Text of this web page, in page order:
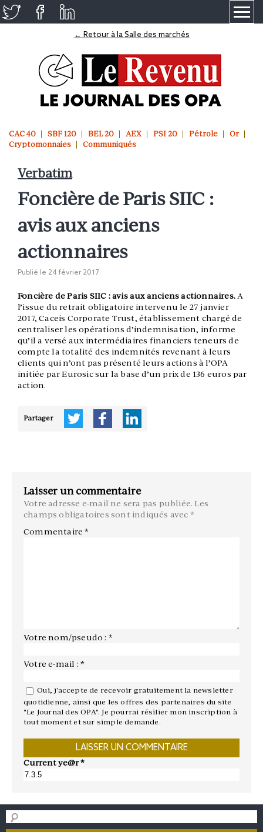
← Retour à la Salle des marchés
CAC 40 SBF 120 BEL 20 AEX PSI 20 Pétrole
Or
Cryptomonnaies
Communiqués
Verbatim
Foncière de Paris SIIC :
avis aux anciens
actionnaires
Publié le 24 février 2017
Foncière de Paris SIIC : avis aux anciens actionnaires. A
l’issue du retrait obligatoire intervenu le 27 janvier
2017, Caceis Corporate Trust, établissement chargé de
centraliser les opérations d’indemnisation, informe
qu’il a versé aux intermédiaires financiers teneurs de
compte la totalité des indemnités revenant à leurs
clients qui n’ont pas présenté leurs actions à l’OPA
initiée par Eurosic sur la base d’un prix de 136 euros par
action.
Partager
Laisser un commentaire
Votre adresse e-mail ne sera pas publiée. Les
champs obligatoires sont indiqués avec *
Commentaire*
Votre nom/pseudo : *
Votre e-mail : *
Oui, j'accepte de recevoir gratuitement la newsletter
quotidienne, ainsi que les offres des partenaires du site
"Le Journal des OPA". Je pourrai résilier mon inscription à
tout moment et sur simple demande.
Current ye@r*